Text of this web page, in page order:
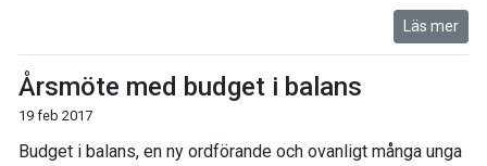
Läs mer
Årsmöte med budget i balans
19 feb 2017
Budget i balans, en ny ordförande och ovanligt många unga